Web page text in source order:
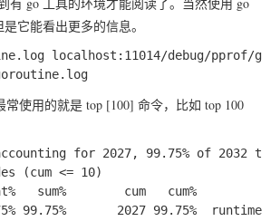
它能看出更多的信息。
localhost:11014/debug/pprof/
常使用的就是 top [100] 命令，比如 top 100
for 2027, 99.75% of 2032
(cum <= 10)
sum%        cum   cum%
99.75%       2027 99.75%